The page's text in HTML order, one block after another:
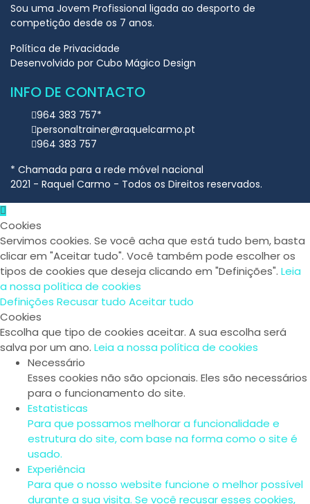
Sou uma Jovem Profissional ligada ao desporto de
competição desde os 7 anos.​
Política de Privacidade
Desenvolvido por Cubo Mágico Design
INFO DE CONTACTO
964 383 757*
personaltrainer@raquelcarmo.pt
964 383 757
* Chamada para a rede móvel nacional
2021 - Raquel Carmo - Todos os Direitos reservados.
Cookies
Servimos cookies. Se você acha que está tudo bem, basta
clicar em "Aceitar tudo". Você também pode escolher os
tipos de cookies que deseja clicando em "Definições". Leia
a nossa política de cookies
Definições Recusar tudo Aceitar tudo
Cookies
Escolha que tipo de cookies aceitar. A sua escolha será
salva por um ano. Leia a nossa política de cookies
Necessário
Esses cookies não são opcionais. Eles são necessários
para o funcionamento do site.
Estatisticas
Para que possamos melhorar a funcionalidade e
estrutura do site, com base na forma como o site é
usado.
Experiência
Para que o nosso website funcione o melhor possível
durante a sua visita. Se você recusar esses cookies,